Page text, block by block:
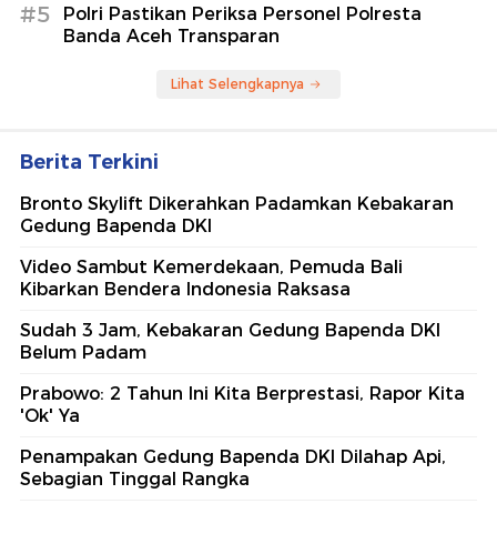
#5
Polri Pastikan Periksa Personel Polresta
Banda Aceh Transparan
Lihat Selengkapnya
Berita Terkini
Bronto Skylift Dikerahkan Padamkan Kebakaran
Gedung Bapenda DKI
Video Sambut Kemerdekaan, Pemuda Bali
Kibarkan Bendera Indonesia Raksasa
Sudah 3 Jam, Kebakaran Gedung Bapenda DKI
Belum Padam
Prabowo: 2 Tahun Ini Kita Berprestasi, Rapor Kita
'Ok' Ya
Penampakan Gedung Bapenda DKI Dilahap Api,
Sebagian Tinggal Rangka